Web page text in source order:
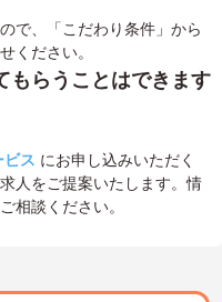
で、「こだわり条件」から
ください。
もらうことはできます
ビス にお申し込みいただく
人をご提案いたします。情
相談ください。